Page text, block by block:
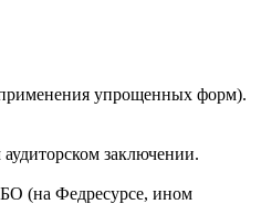
применения упрощенных форм).
заключении.
(на Федресурсе, ином